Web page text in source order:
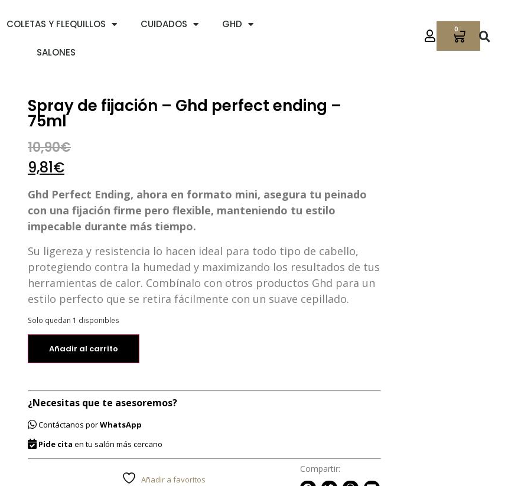
COLETAS Y FLEQUILLOS CUIDADOS GHD
SALONES
0
Spray de fijación – Ghd perfect ending –
75ml
10,90€
9,81€
Ghd Perfect Ending, ahora en formato mini, asegura tu peinado
con una fijación firme pero flexible, manteniendo tu estilo
impecable durante más tiempo.
Su ligereza y resistencia lo hacen ideal para todo tipo de cabello,
protegiendo contra la humedad y maximizando los resultados de tus
herramientas de calor. Combínalo con otros productos Ghd para un
estilo perfecto que se retira fácilmente con un suave cepillado.
Solo quedan 1 disponibles
Añadir al carrito
¿Necesitas que te asesoremos?
Contáctanos porWhatsApp
Pide cita en tu salón más cercano
Añadir a favoritos
Compartir: